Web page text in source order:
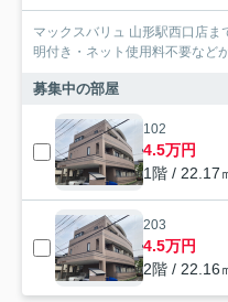
マックスバリュ 山形駅西口店
明付き・ネット使用料不要など
募集中の部屋
102
4.5万円
1階 / 22.17
203
4.5万円
2階 / 22.16